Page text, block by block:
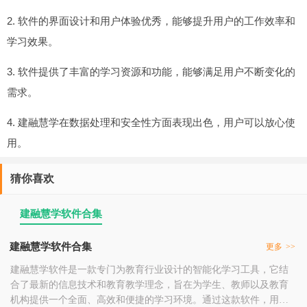
2. 软件的界面设计和用户体验优秀，能够提升用户的工作效率和
学习效果。
3. 软件提供了丰富的学习资源和功能，能够满足用户不断变化的
需求。
4. 建融慧学在数据处理和安全性方面表现出色，用户可以放心使
用。
猜你喜欢
建融慧学软件合集
建融慧学软件合集 更多 >>
建融慧学软件是一款专门为教育行业设计的智能化学习工具，它结
合了最新的信息技术和教育教学理念，旨在为学生、教师以及教育
机构提供一个全面、高效和便捷的学习环境。通过这款软件，用户